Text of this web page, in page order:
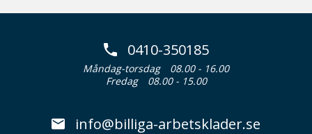
0410-350185
Måndag-torsdag
08.00 - 16.00
Fredag
08.00 - 15.00
info@billiga-arbetsklader.se